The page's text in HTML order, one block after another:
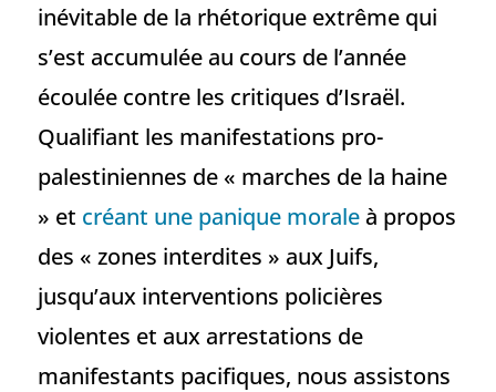
inévitable de la rhétorique extrême qui
s’est accumulée au cours de l’année
écoulée contre les critiques d’Israël.
Qualifiant les manifestations pro-
palestiniennes de « marches de la haine
» et créant une panique moraleà propos
des « zones interdites » aux Juifs,
jusqu’aux interventions policières
violentes et aux arrestations de
manifestants pacifiques, nous assistons